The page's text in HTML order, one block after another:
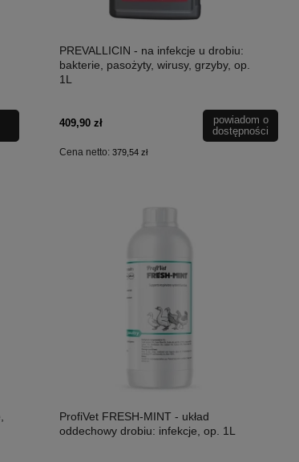
PREVALLICIN - na infekcje u drobiu:
bakterie, pasożyty, wirusy, grzyby, op.
1L
409,90 zł
Cena netto: 379,54 zł
powiadom o
dostępności
ProfiVet FRESH-MINT - układ
oddechowy drobiu: infekcje, op. 1L